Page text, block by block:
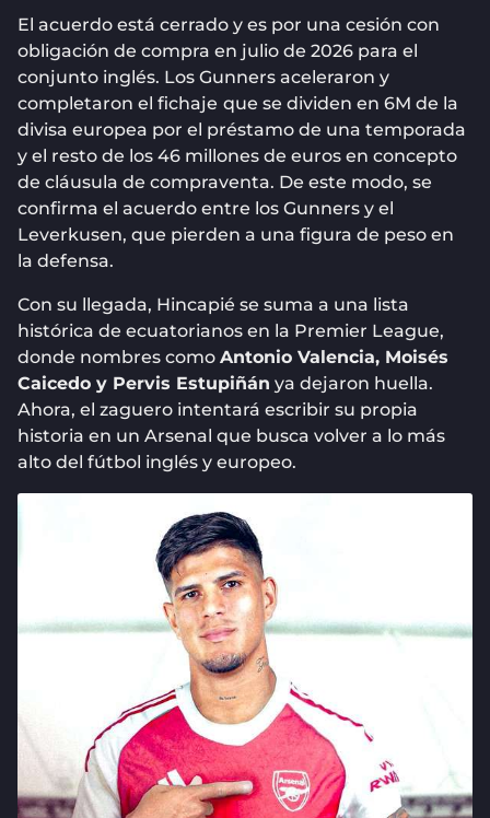
El acuerdo está cerrado y es por una cesión con
obligación de compra en julio de 2026 para el
conjunto inglés. Los Gunners aceleraron y
completaron el fichaje que se dividen en 6M de la
divisa europea por el préstamo de una temporada
y el resto de los 46 millones de euros en concepto
de cláusula de compraventa. De este modo, se
confirma el acuerdo entre los Gunners y el
Leverkusen, que pierden a una figura de peso en
la defensa.
Con su llegada, Hincapié se suma a una lista
histórica de ecuatorianos en la Premier League,
donde nombres como Antonio Valencia, Moisés
Caicedo y Pervis Estupiñán ya dejaron huella.
Ahora, el zaguero intentará escribir su propia
historia en un Arsenal que busca volver a lo más
alto del fútbol inglés y europeo.